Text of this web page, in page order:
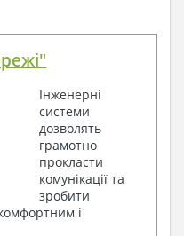
оздоблень
та специфікація
матеріалів
розділу
Інженерні
системи
дозволять
грамотно
прокласти
комунікації та
зробити
і